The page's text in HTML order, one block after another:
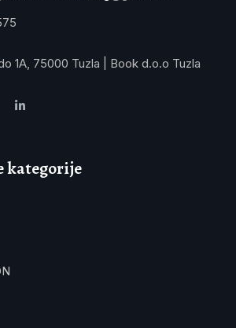
1A, 75000 Tuzla | Book d.o.o Tuzla
kategorije